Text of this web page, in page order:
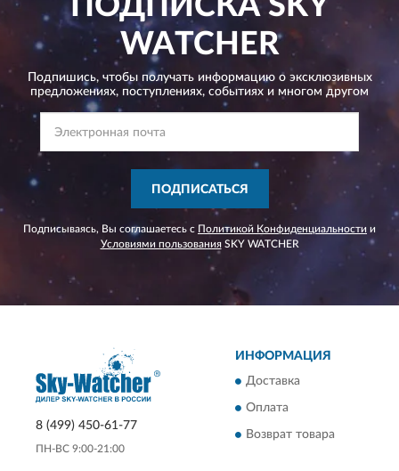
WATCHER
Подпишись, чтобы получать информацию о эксклюзивных
предложениях, поступлениях, событиях и многом другом
ПОДПИСАТЬСЯ
Подписываясь, Вы соглашаетесь с Политикой Конфиденциальности и
Условиями пользованияSKY WATCHER
8 (499) 450-61-77
ПН-ВС 9:00-21:00
ИНФОРМАЦИЯ
Доставка
Оплата
Возврат товара